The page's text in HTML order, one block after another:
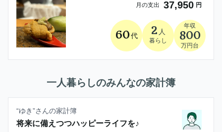
月の支出 37,950 円
60代 2 人
暮らし
年収
800
万円台
一人暮らしのみんなの家計簿
“ゆき”さんの家計簿
将来に備えつつハッピーライフを♪